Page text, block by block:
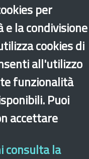
per
la condivisione
cookies di
all'utilizzo
funzionalità
Puoi
accettare
consulta la